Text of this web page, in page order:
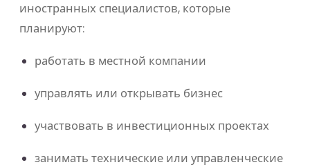
иностранных специалистов, которые
планируют:
работать в местной компании
управлять или открывать бизнес
участвовать в инвестиционных проектах
занимать технические или управленческие